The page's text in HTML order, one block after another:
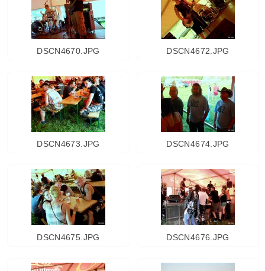
DSCN4670.JPG DSCN4672.JPG
DSCN4673.JPG DSCN4674.JPG
DSCN4675.JPG DSCN4676.JPG